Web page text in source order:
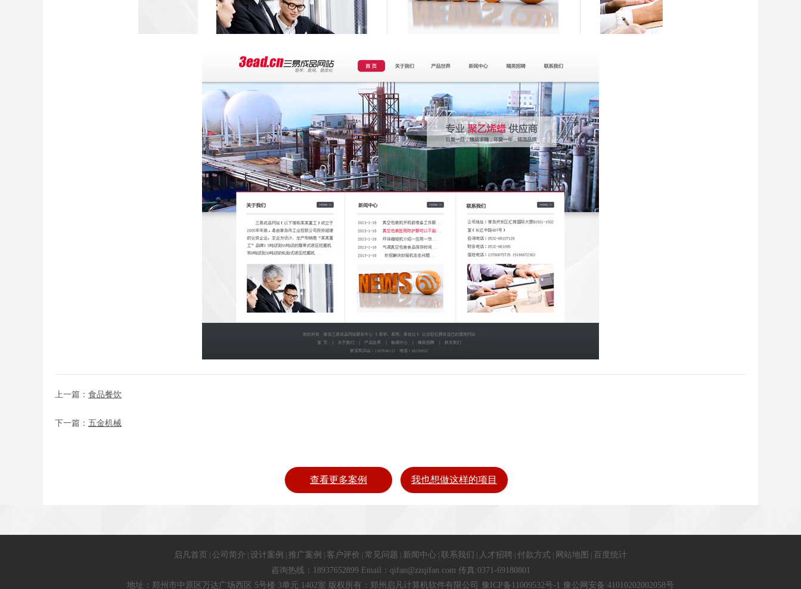
上一篇： 食品餐饮
下一篇： 五金机械
查看更多案例 我也想做这样的项目
启凡首页 公司简介 设计案例 推广案例 客户评价 常见问题 新闻中心 联系我们 人才招聘 付款方式 网站地图
百度统计
咨询热线：18937652899 Email：qifan@zzqifan.com 传真:0371-69180801
地址：郑州市中原区万达广场西区 5号楼 3单元 1402室 版权所有：郑州启凡计算机软件有限公司
豫ICP备11009532号-1 豫公网安备 41010202002058号